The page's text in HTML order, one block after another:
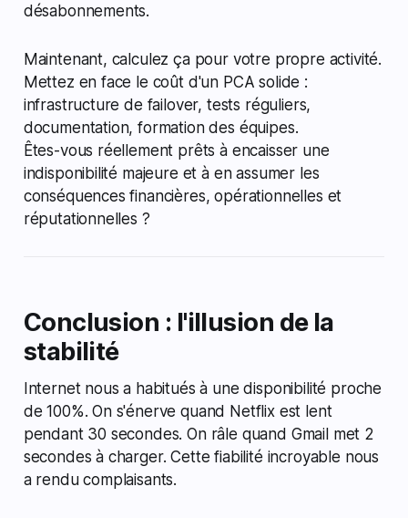
désabonnements.
Maintenant, calculez ça pour votre propre activité.
Mettez en face le coût d'un PCA solide :
infrastructure de failover, tests réguliers,
documentation, formation des équipes.
Êtes-vous réellement prêts à encaisser une
indisponibilité majeure et à en assumer les
conséquences financières, opérationnelles et
réputationnelles ?
Conclusion : l'illusion de la
stabilité
Internet nous a habitués à une disponibilité proche
de 100%. On s'énerve quand Netflix est lent
pendant 30 secondes. On râle quand Gmail met 2
secondes à charger. Cette fiabilité incroyable nous
a rendu complaisants.